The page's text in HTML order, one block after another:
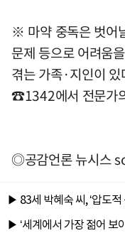
※ 마약 중독은 벗어
문제 등으로 어려움
겪는 가족·지인이
☎1342에서 전문가
◎공감언론 뉴시스